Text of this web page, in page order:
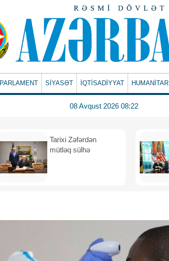
PARLAMENT SİYASƏT İQTİSADİYYAT HUMANITAR
08 Avqust 2026 08:22
Tarixi Zəfərdən
mütləq sülhə